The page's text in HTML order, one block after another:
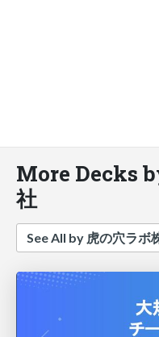
More Decks
社
See All by 虎の穴ラボ